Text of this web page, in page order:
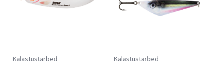
Kalastustarbed Kalastustarbed